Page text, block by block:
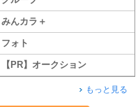
みんカラ＋
フォト
【PR】オークション
もっと見る